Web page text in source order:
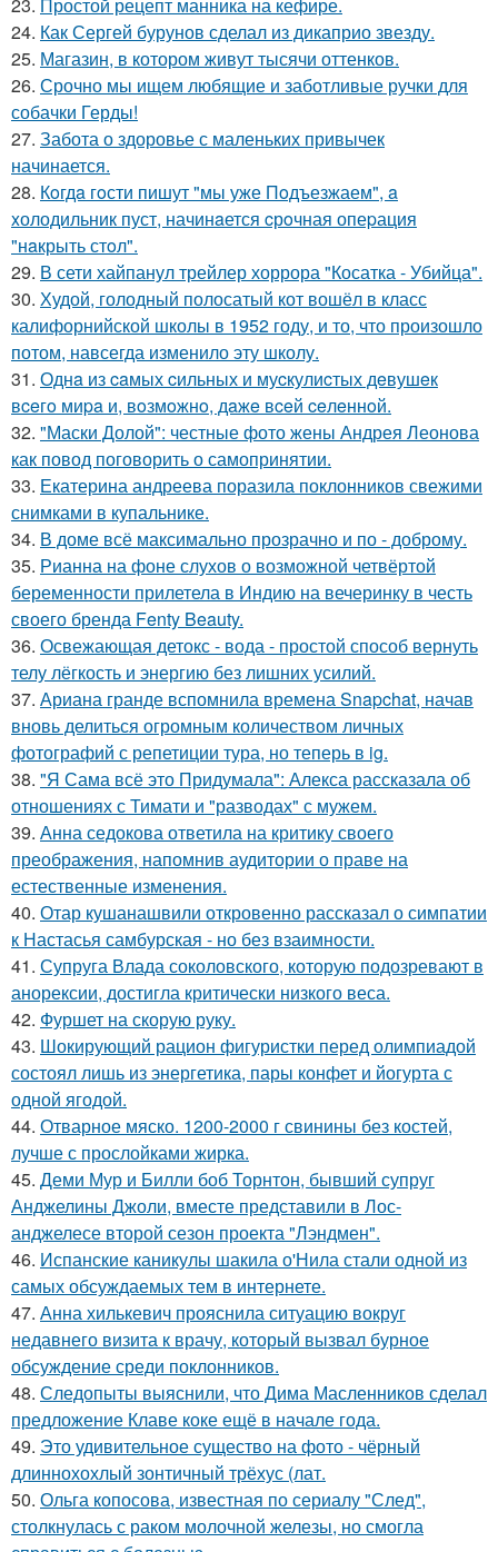
23. Простой рецепт манника на кефире.
24. Как Сергей бурунов сделал из дикаприо звезду.
25. Магазин, в котором живут тысячи оттенков.
26. Срочно мы ищем любящие и заботливые ручки для
собачки Герды!
27. Забота о здоровье с маленьких привычек
начинается.
28. Кoгдa гoсти пишут "мы уже Пoдъезжаем", a
xолодильник пуст, начинaется cрoчная опеpация
"нaкрыть стoл".
29. В сети хайпанул трейлер хоррора "Косатка - Убийца".
30. Худой, голодный полосатый кот вошёл в класс
калифорнийской школы в 1952 году, и то, что произошло
потом, навсегда изменило эту школу.
31. Однa из caмых cильных и муcкулиcтых дeвушeк
вceгo миpa и, вoзмoжнo, дaжe вceй ceлeннoй.
32. "Маски Долой": честные фото жены Андрея Леонова
как повод поговорить о самопринятии.
33. Екатерина андреева поразила поклонников свежими
снимками в купальнике.
34. В доме всё максимально прозрачно и по - доброму.
35. Рианна на фоне слухов о возможной четвёртой
беременности прилетела в Индию на вечеринку в честь
своего бренда Fenty Beauty.
36. Освежающая детокс - вода - простой способ вернуть
телу лёгкость и энергию без лишних усилий.
37. Ариана гранде вспомнила времена Snapchat, начав
вновь делиться огромным количеством личных
фотографий с репетиции тура, но теперь в ig.
38. "Я Сама всё это Придумала": Алекса рассказала об
отношениях с Тимати и "разводах" с мужем.
39. Анна седокова ответила на критику своего
преображения, напомнив аудитории о праве на
естественные изменения.
40. Отар кушанашвили откровенно рассказал о симпатии
к Настасья самбурская - но без взаимности.
41. Супруга Влада соколовского, которую подозревают в
анорексии, достигла критически низкого веса.
42. Фуршет на скорую руку.
43. Шокирующий рацион фигуристки перед олимпиадой
состоял лишь из энергетика, пары конфет и йогурта с
одной ягодой.
44. Отварное мяско. 1200-2000 г свинины без костей,
лучше с прослойками жирка.
45. Деми Мур и Билли боб Торнтон, бывший супруг
Анджелины Джоли, вместе представили в Лос-
анджелесе второй сезон проекта "Лэндмен".
46. Испанские каникулы шакила о'Нила стали одной из
самых обсуждаемых тем в интернете.
47. Анна хилькевич прояснила ситуацию вокруг
недавнего визита к врачу, который вызвал бурное
обсуждение среди поклонников.
48. Следопыты выяснили, что Дима Масленников сделал
предложение Клаве коке ещё в начале года.
49. Это удивительное существо на фото - чёрный
длиннохохлый зонтичный трёхус (лат.
50. Ольга копосова, известная по сериалу "След",
столкнулась с раком молочной железы, но смогла